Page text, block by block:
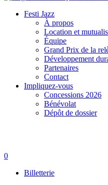
Festi Jazz
À propos
Location et
Équipe
Grand Prix de la
Développement
Partenaires
Contact
Impliquez-vous
Concessions 2026
Bénévolat
Dépôt de dossier
0
Billetterie